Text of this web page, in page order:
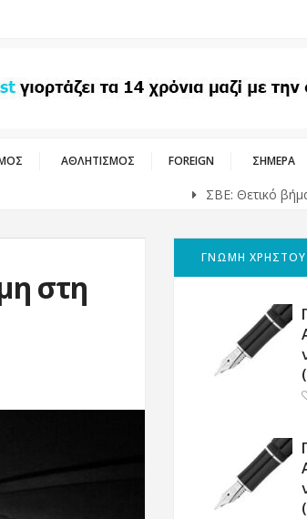
ΑΘΛΗΤΙΣΜΟΣ FOREIGN ΣΗΜΕΡΑ
ΣΒΕ: Θετικό βήμα η
στη
ΓΝΩΜΗ ΧΡΗΣΤΟΥ